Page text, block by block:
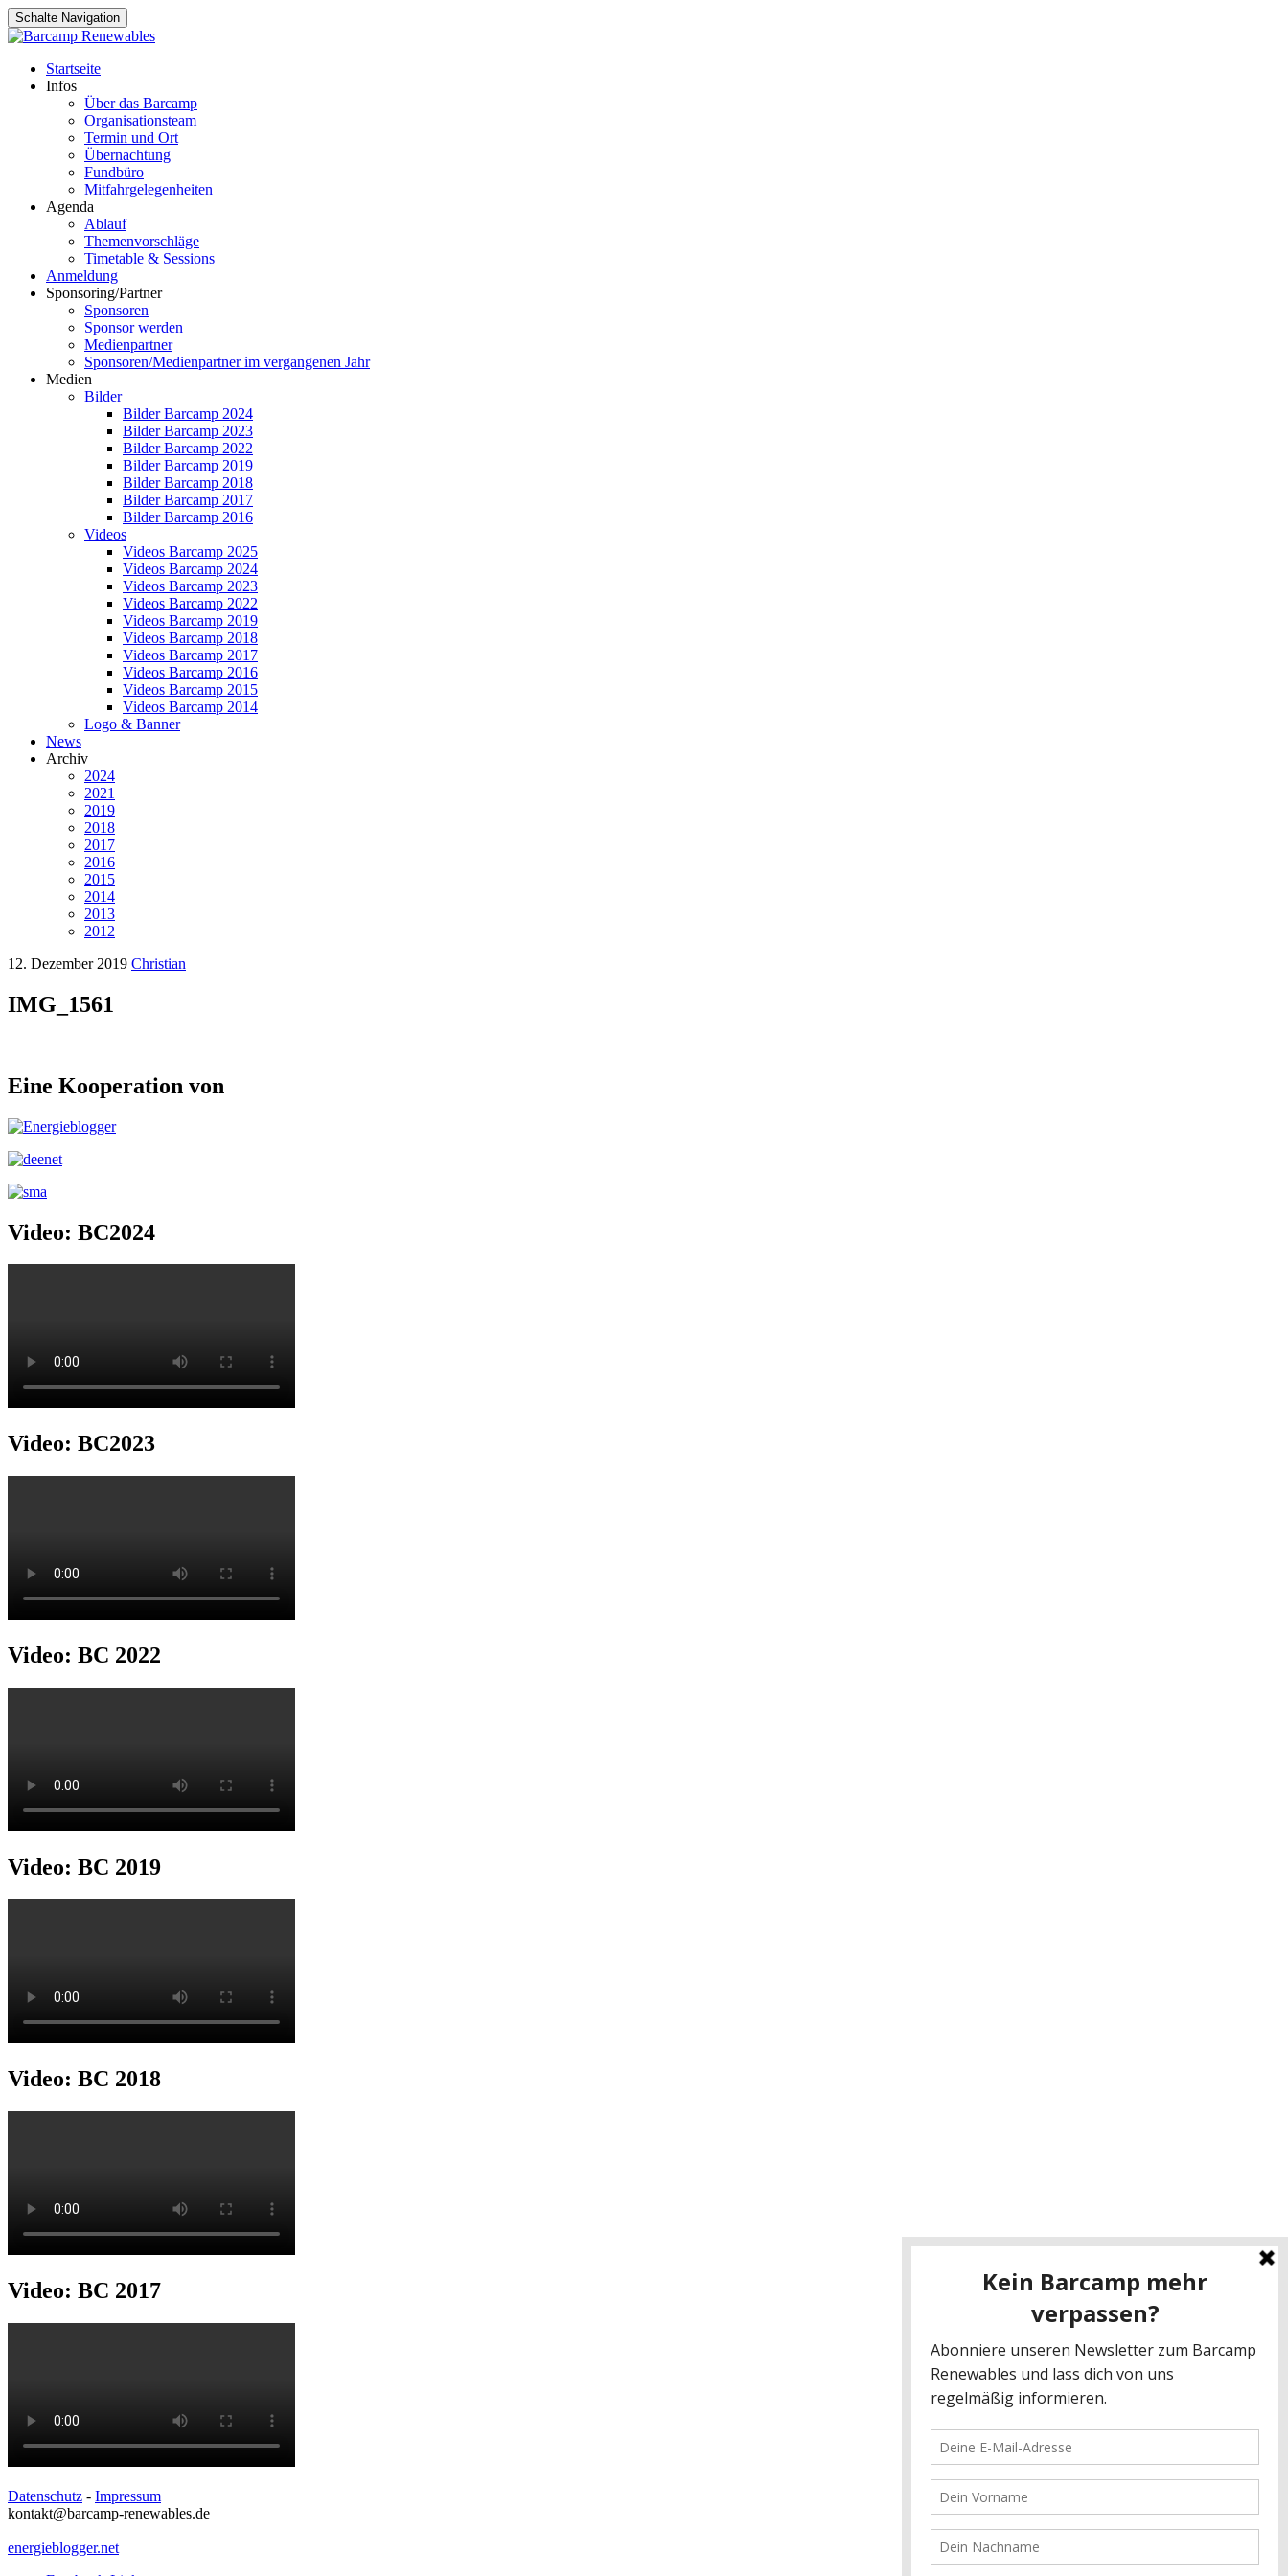
Schalte Navigation
Zum
Inhalt
Startseite
Infos
Über das Barcamp
Organisationsteam
Termin und Ort
Übernachtung
Fundbüro
Mitfahrgelegenheiten
Agenda
Ablauf
Themenvorschläge
Timetable & Sessions
Anmeldung
Sponsoring/Partner
Sponsoren
Sponsor werden
Medienpartner
Sponsoren/Medienpartner im vergangenen Jahr
Medien
Bilder
Bilder Barcamp 2024
Bilder Barcamp 2023
Bilder Barcamp 2022
Bilder Barcamp 2019
Bilder Barcamp 2018
Bilder Barcamp 2017
Bilder Barcamp 2016
Videos
Videos Barcamp 2025
Videos Barcamp 2024
Videos Barcamp 2023
Videos Barcamp 2022
Videos Barcamp 2019
Videos Barcamp 2018
Videos Barcamp 2017
Videos Barcamp 2016
Videos Barcamp 2015
Videos Barcamp 2014
Logo & Banner
News
Archiv
2024
2021
2019
2018
2017
2016
2015
2014
2013
2012
12. Dezember 2019 Christian
IMG_1561
Eine Kooperation von
Video: BC2024
Video: BC2023
Video: BC 2022
Video: BC 2019
Video: BC 2018
Video: BC 2017
Datenschutz - Impressum
kontakt@barcamp-renewables.de
energieblogger.net